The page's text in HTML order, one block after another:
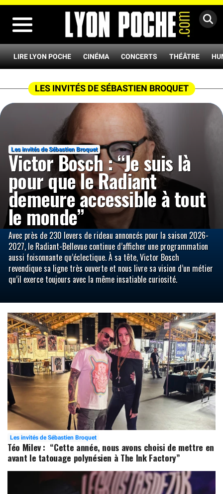
LIRE LYON POCHE CINÉMA CONCERTS THÉÂTRE
LES INVITÉS DE SÉBASTIEN BROQUET
Les invités de Sébastien Broquet
Victor Bosch : “Je suis là
pour que le Radiant
demeure accessible à tout
le monde”
Avec près de 230 levers de rideau annoncés pour la saison 2026-
2027, le Radiant-Bellevue continue d’afficher une programmation
aussi foisonnante qu’éclectique. À sa tête, Victor Bosch
revendique sa ligne très ouverte et nous livre sa vision d’un métier
qu’il exerce toujours avec la même insatiable curiosité.
Les invités de Sébastien Broquet
Téo Milev : “Cette année, nous avons choisi de mettre en
avant le tatouage polynésien à The Ink Factory”